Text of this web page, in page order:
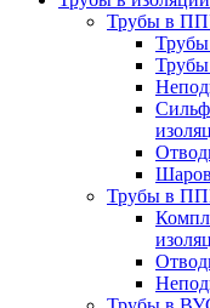
Трубы в
Трубы в